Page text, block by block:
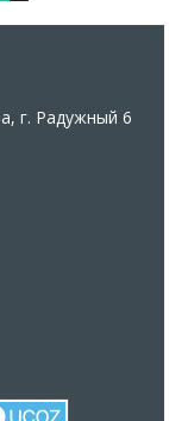
г. Радужный 6